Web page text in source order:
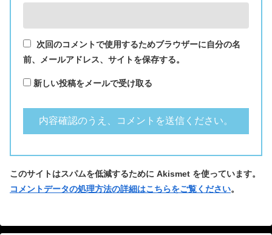
次回のコメントで使用するためブラウザーに自分の名
前、メールアドレス、サイトを保存する。
新しい投稿をメールで受け取る
このサイトはスパムを低減するために Akismet を使っています。
コメントデータの処理方法の詳細はこちらをご覧ください。